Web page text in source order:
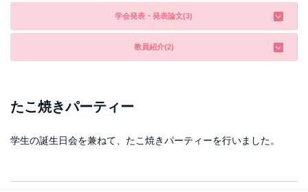
学会発表・発表論文(3)
教員紹介(2)
たこ焼きパーティー
学生の誕生日会を兼ねて、たこ焼きパーティーを行いました。